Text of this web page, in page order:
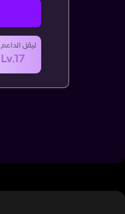
ليڤل الداعم
Lv.17